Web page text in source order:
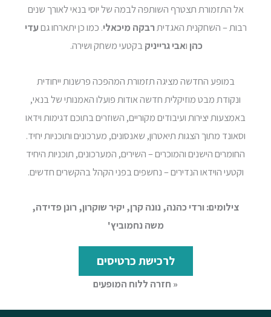
אל התזמורת תצטרף השותפה לבמה של יוסי בנאי לאורך שנים
רבות – השחקנית האגדיתרבקה מיכאלי. כמו כן יתארחו גםעדי
כהן ואבי גרייניקבקטעי משחק ושירה.
במופע החדשה מציגה תזמורת המהפכה פרשנות ייחודית
ונקודת מבט מוזיקלית חדשה אודות פועלו האמנותי של בנאי,
באמצעות יצירות ועיבודים מקוריים, השוזרים בתוכם דגימות וידאו
וסאונד מתוך הצגות תיאטרון, שאנסונים, מערכונים ותוכניות יחיד.
החומרים הישנים והמוכרים – השירים, המערכונים, תוכניות היחיד
וקטעי הוידאו הנדירים – נחשפים בפני הקהל בהקשרים חדשים.
צילומים: ורדי כהנה, נונה קרן, יקיר שוקרון, רונן פדידה,
משה נחמוביץ'
« חזרה ללוח המופעים
לרכישת כרטיסים